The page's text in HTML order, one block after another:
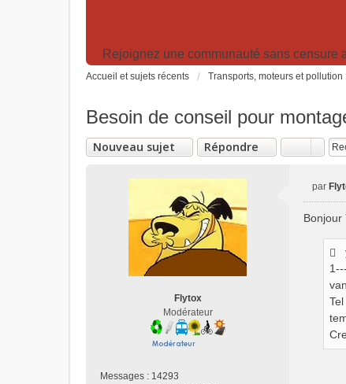
Rejoignez une communauté sans
Accueil et sujets récents Transports, moteurs et
Besoin de conseil pour
Nouveau sujet Répondre
Flytox
Modérateur
Messages : 14293
s
par
Bonjour